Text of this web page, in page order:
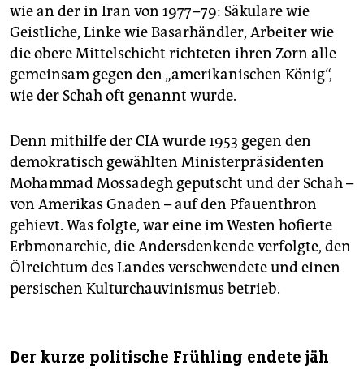
wie an der in Iran von 1977–79: Säkulare wie
Geistliche, Linke wie Basarhändler, Arbeiter wie
die obere Mittelschicht richteten ihren Zorn alle
gemeinsam gegen den „amerikanischen König“,
wie der Schah oft genannt wurde.
Denn mithilfe der CIA wurde 1953 gegen den
demokratisch gewählten Ministerpräsidenten
Mohammad Mossadegh geputscht und der Schah –
von Amerikas Gnaden – auf den Pfauenthron
gehievt. Was folgte, war eine im Westen hofierte
Erbmonarchie, die Andersdenkende verfolgte, den
Ölreichtum des Landes verschwendete und einen
persischen Kulturchauvinismus betrieb.
Der kurze politische Frühling endete jäh